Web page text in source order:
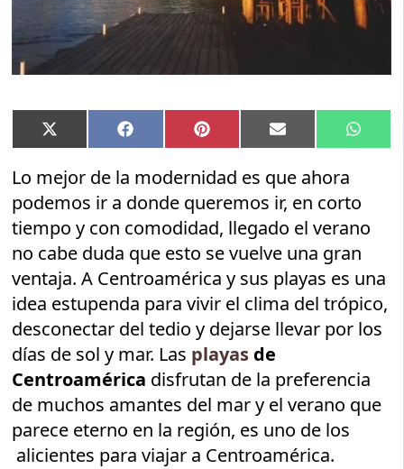
Compartir
en
X
(Twitter)
Compartir
en
Facebook Compartir
en
Pinterest Compartir
en
Email
en
Lo mejor de la modernidad es que ahora
podemos ir a donde queremos ir, en corto
tiempo y con comodidad, llegado el verano
no cabe duda que esto se vuelve una gran
ventaja. A Centroamérica y sus playas es una
idea estupenda para vivir el clima del trópico,
desconectar del tedio y dejarse llevar por los
días de sol y mar. Las playas de
Centroamérica disfrutan de la preferencia
de muchos amantes del mar y el verano que
parece eterno en la región, es uno de los
alicientes para viajar a Centroamérica.